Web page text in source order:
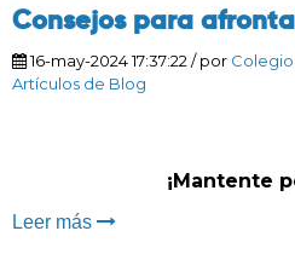
Consejos para
16-may-2024 17:37:22 / por
Artículos de Blog
¡Mantente
Leer más